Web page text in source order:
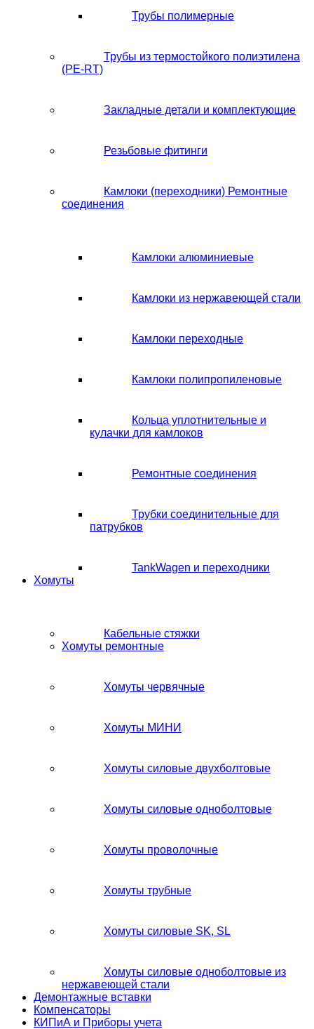
Трубы полимерные
Трубы из термостойкого полиэтилена
(PE-RT)
Закладные детали и комплектующие
Резьбовые фитинги
Камлоки (переходники) Ремонтные
соединения
Камлоки алюминиевые
Камлоки из нержавеющей стали
Камлоки переходные
Камлоки полипропиленовые
Кольца уплотнительные и
кулачки для камлоков
Ремонтные соединения
Трубки соединительные для
патрубков
TankWagen и переходники
Хомуты
Кабельные стяжки
Хомуты ремонтные
Хомуты червячные
Хомуты МИНИ
Хомуты силовые двухболтовые
Хомуты силовые одноболтовые
Хомуты проволочные
Хомуты трубные
Хомуты силовые SK, SL
Хомуты силовые одноболтовые из
нержавеющей стали
Демонтажные вставки
Компенсаторы
КИПиА и Приборы учета